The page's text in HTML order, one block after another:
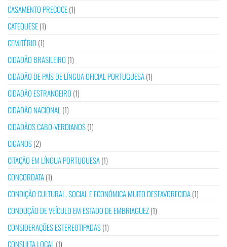
CASAMENTO PRECOCE(1)
CATEQUESE(1)
CEMITÉRIO (1)
CIDADÃO BRASILEIRO (1)
CIDADÃO DE PAÍS DE LÍNGUA OFICIAL PORTUGUESA(1)
CIDADÃO ESTRANGEIRO (1)
CIDADÃO NACIONAL (1)
CIDADÃOS CABO-VERDIANOS(1)
CIGANOS(2)
CITAÇÃO EM LÍNGUA PORTUGUESA(1)
CONCORDATA(1)
CONDIÇÃO CULTURAL, SOCIAL E ECONÓMICA MUITO DESFAVORECIDA(1)
CONDUÇÃO DE VEÍCULO EM ESTADO DE EMBRIAGUEZ(1)
CONSIDERAÇÕES ESTEREOTIPADAS(1)
CONSULTA LOCAL (1)